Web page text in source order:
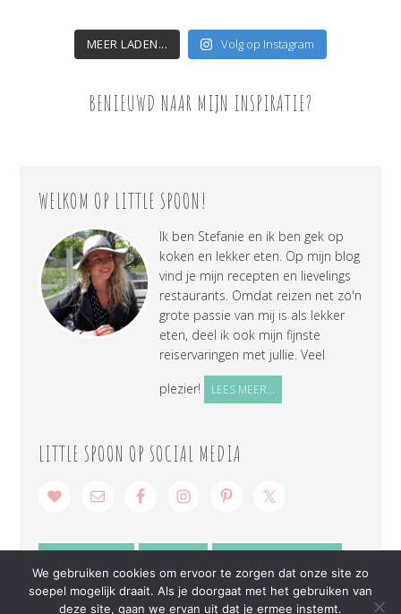
MEER LADEN... Volg op Instagram
BENIEUWD NAAR MIJN INSPIRATIE?
WELKOM OP LITTLE SPOON!
Ik ben Stefanie en ik ben gek op
koken en lekker eten. Op mijn blog
vind je mijn recepten en lievelings
restaurants. Omdat reizen net zo'n
grote passie van mij is als lekker
eten, deel ik ook mijn fijnste
reiservaringen met jullie. Veel
plezier!
LEES MEER...
LITTLE SPOON OP SOCIAL MEDIA
We gebruiken cookies om ervoor te zorgen dat onze site zo
soepel mogelijk draait. Als je doorgaat met het gebruiken van
deze site, gaan we ervan uit dat je ermee instemt.